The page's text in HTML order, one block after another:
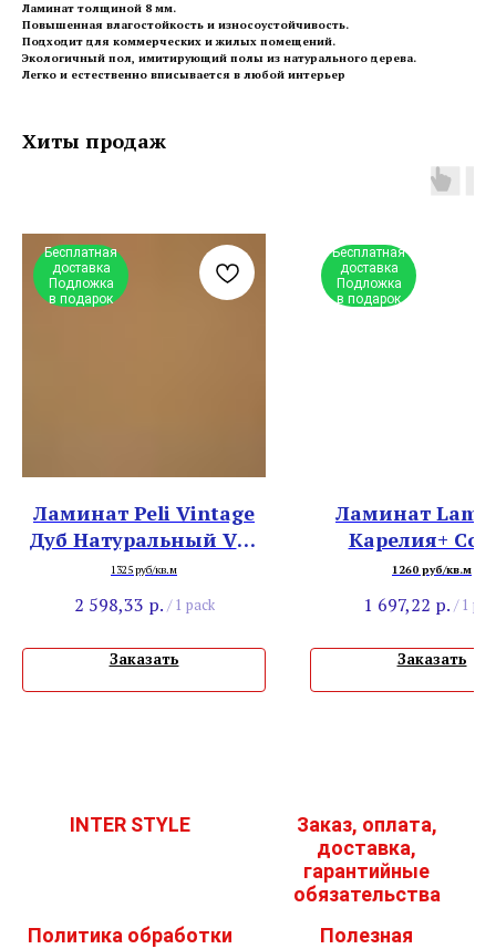
Ламинат толщиной 8 мм.
Повышенная влагостойкость и износоустойчивость.
Подходит для коммерческих и жилых помещений.
Экологичный пол, имитирующий полы из натурального дерева.
Легко и естественно вписывается в любой интерьер
Хиты продаж
Бесплатная
доставка
Подложка
в подарок
Ламинат Peli Vintage
Дуб Натуральный VN-
4201
1325 руб/кв.м
2 598,33 р. / 1 pack
Заказать
Бесплатная
доставка
Подложка
в подарок
Ламинат
Карелия+
Русская
1260 руб/кв.м
1 697,22 р. / 1
Заказать
INTER STYLE
Заказ, оплата,
доставка,
гарантийные
обязательства
Политика обработки
Полезная